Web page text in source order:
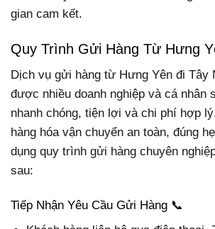
gian cam kết.
Quy Trình Gửi Hàng Từ Hưng
Dịch vụ gửi hàng từ Hưng Yên đi Tây
được nhiều doanh nghiệp và cá nhân
nhanh chóng, tiện lợi và chi phí hợp
hàng hóa vận chuyển an toàn, đúng
dụng quy trình gửi hàng chuyên
sau:
Tiếp Nhận Yêu Cầu Gửi Hàng 📞